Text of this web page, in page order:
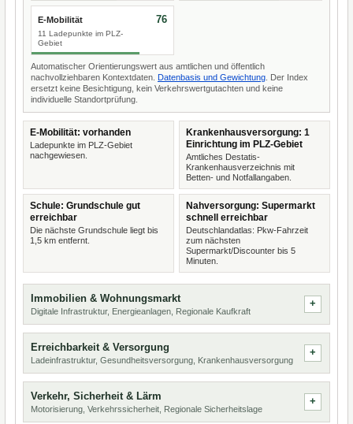
E-Mobilität
11 Ladepunkte im PLZ-
Gebiet
76
Automatischer Orientierungswert aus amtlichen und öffentlich
nachvollziehbaren Kontextdaten. Datenbasis und Gewichtung . Der Index
ersetzt keine Besichtigung, kein Verkehrswertgutachten und keine
individuelle Standortprüfung.
E-Mobilität: vorhanden
Ladepunkte im PLZ-Gebiet
nachgewiesen.
Krankenhausversorgung: 1
Einrichtung im PLZ-Gebiet
Amtliches Destatis-
Krankenhausverzeichnis mit
Betten- und Notfallangaben.
Schule: Grundschule gut
erreichbar
Die nächste Grundschule liegt bis
1,5 km entfernt.
Nahversorgung: Supermarkt
schnell erreichbar
Deutschlandatlas: Pkw-Fahrzeit
zum nächsten
Supermarkt/Discounter bis 5
Minuten.
Immobilien & Wohnungsmarkt
Digitale Infrastruktur, Energieanlagen, Regionale Kaufkraft
Erreichbarkeit & Versorgung
Ladeinfrastruktur, Gesundheitsversorgung, Krankenhausversorgung
Verkehr, Sicherheit & Lärm
Motorisierung, Verkehrssicherheit, Regionale Sicherheitslage